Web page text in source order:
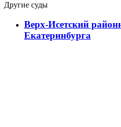
Другие суды
Верх-Исетский
Екатеринбурга